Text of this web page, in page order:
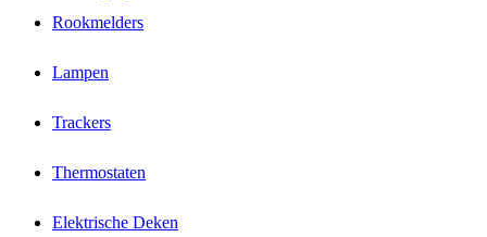
Rookmelders
Lampen
Trackers
Thermostaten
Elektrische Deken